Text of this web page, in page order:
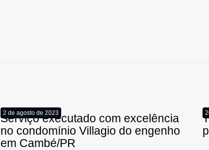
2 de agosto de 2023
Serviço executado com excelência
no condomínio Villagio do engenho
em Cambé/PR